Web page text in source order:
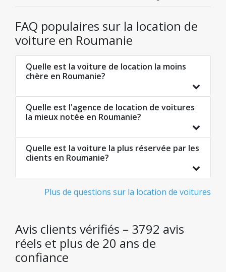
FAQ populaires sur la location de
voiture en Roumanie
Quelle est la voiture de location la moins
chère en Roumanie?
Quelle est l'agence de location de voitures
la mieux notée en Roumanie?
Quelle est la voiture la plus réservée par les
clients en Roumanie?
Plus de questions sur la location de voitures
Avis clients vérifiés – 3792 avis
réels et plus de 20 ans de
confiance